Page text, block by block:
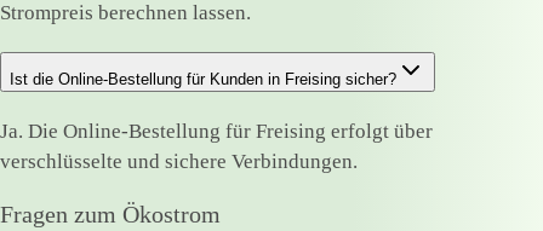
Strompreis berechnen lassen.
Ist die Online-Bestellung für Kunden in Freising sicher?
Ja. Die Online-Bestellung für Freising erfolgt über
verschlüsselte und sichere Verbindungen.
Fragen zum Ökostrom